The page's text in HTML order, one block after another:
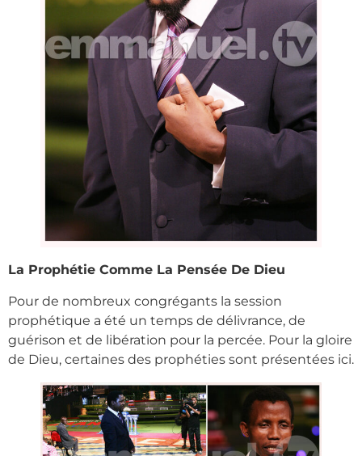
La Prophétie Comme La Pensée De Dieu
Pour de nombreux congrégants la session
prophétique a été un temps de délivrance, de
guérison et de libération pour la percée. Pour la gloire
de Dieu, certaines des prophéties sont présentées ici.